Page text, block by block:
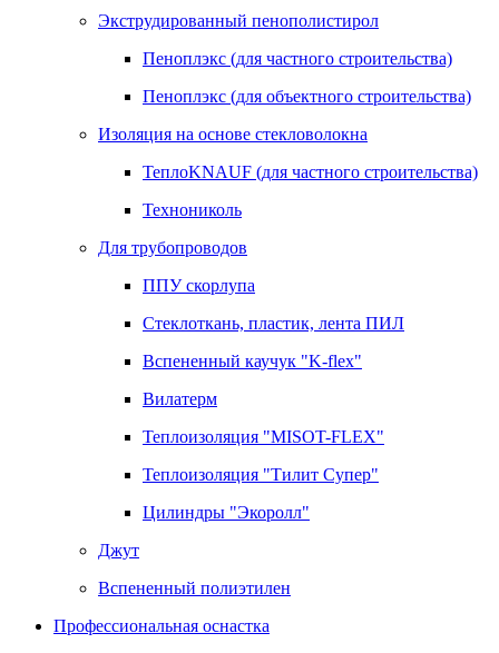
Экструдированный пенополистирол
Пеноплэкс (для частного строительства)
Пеноплэкс (для объектного строительства)
Изоляция на основе стекловолокна
ТеплоKNAUF (для частного строительства)
Технониколь
Для трубопроводов
ППУ скорлупа
Стеклоткань, пластик, лента ПИЛ
Вспененный каучук "K-flex"
Вилатерм
Теплоизоляция "MISOT-FLEX"
Теплоизоляция "Тилит Супер"
Цилиндры "Экоролл"
Джут
Вспененный полиэтилен
Профессиональная оснастка